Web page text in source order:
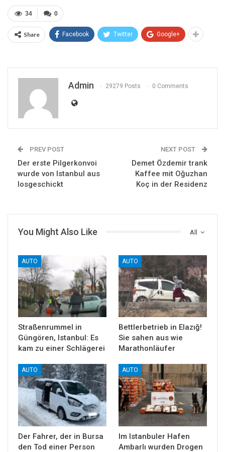
0
34
Share Facebook Twitter Google+
Admin 29279 Posts 0 Comments
PREV POST
Der erste Pilgerkonvoi
wurde von Istanbul aus
losgeschickt
NEXT POST
Demet Özdemir trank
Kaffee mit Oğuzhan
Koç in der Residenz
All
You Might Also Like
AUTO
Straßenrummel in
Güngören, Istanbul: Es
kam zu einer Schlägerei
AUTO
Bettlerbetrieb in Elazığ!
Sie sahen aus wie
Marathonläufer
AUTO
Der Fahrer, der in Bursa
den Tod einer Person
AUTO
Im Istanbuler Hafen
Ambarlı wurden Drogen